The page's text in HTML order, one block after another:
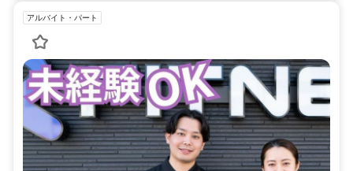
アルバイト・パート